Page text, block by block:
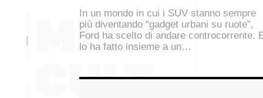
In un mondo in cui i SUV stanno sempre
più diventando “gadget urbani su ruote”,
Ford ha scelto di andare controcorrente.
lo ha fatto insieme a un…